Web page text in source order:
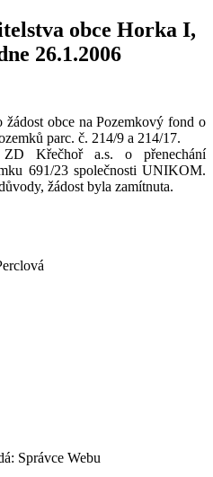
obce Horka I,
26.1.2006
obce na Pozemkový fond o
parc. č. 214/9 a 214/17.
Křečhoř a.s. o přenechání
691/23 společnosti UNIKOM.
žádost byla zamítnuta.
Správce Webu